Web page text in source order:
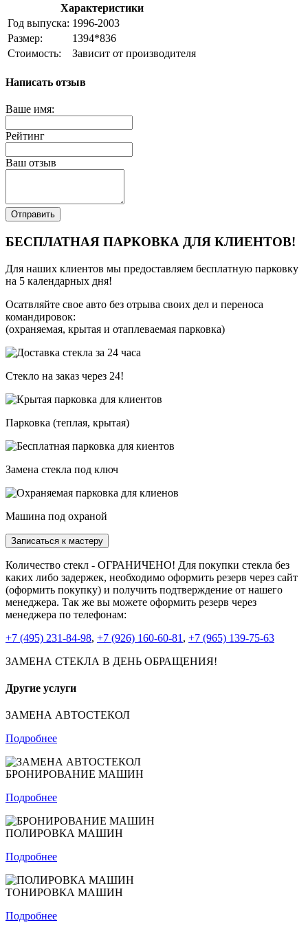
Характеристики
Год выпуска: 1996-2003
Размер:
1394*836
Стоимость:
Зависит от производителя
Написать отзыв
Ваше имя:
Рейтинг
Ваш отзыв
Отправить
БЕСПЛАТНАЯ ПАРКОВКА ДЛЯ КЛИЕНТОВ!
Для наших клиентов мы предоставляем бесплатную парковку
на 5 календарных дня!
Осатвляйте свое авто без отрыва своих дел и переноса
командировок:
(охраняемая, крытая и отаплеваемая парковка)
Стекло на заказ через 24!
Парковка (теплая, крытая)
Замена стекла под ключ
Машина под охраной
Записаться к мастеру
Количество стекл - ОГРАНИЧЕНО! Для покупки стекла без
каких либо задержек, необходимо оформить резерв через сайт
(оформить покупку) и получить подтверждение от нашего
менеджера. Так же вы можете оформить резерв через
менеджера по телефонам:
+7 (495) 231-84-98, +7 (926) 160-60-81 , +7 (965) 139-75-63
ЗАМЕНА СТЕКЛА В ДЕНЬ ОБРАЩЕНИЯ!
Другие услуги
ЗАМЕНА АВТОСТЕКОЛ
Подробнее
БРОНИРОВАНИЕ МАШИН
Подробнее
ПОЛИРОВКА МАШИН
Подробнее
ТОНИРОВКА МАШИН
Подробнее